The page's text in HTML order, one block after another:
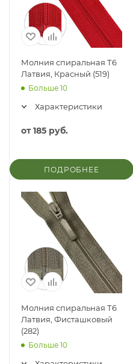
Молния спиральная Т6
Латвия, Красный (519)
Больше 10
Характеристики
от185 руб.
ПОДРОБНЕЕ
Молния спиральная Т6
Латвия, Фисташковый
(282)
Больше 10